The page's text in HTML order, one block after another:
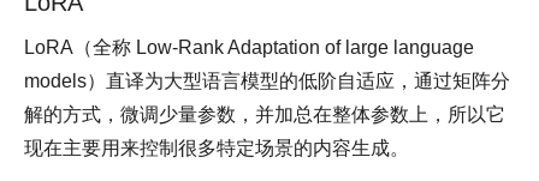
LoRA（全称 Low-Rank Adaptation of large language
models）直译为大型语言模型的低阶自适应，通过矩阵分
解的方式，微调少量参数，并加总在整体参数上，所以它
现在主要用来控制很多特定场景的内容生成。